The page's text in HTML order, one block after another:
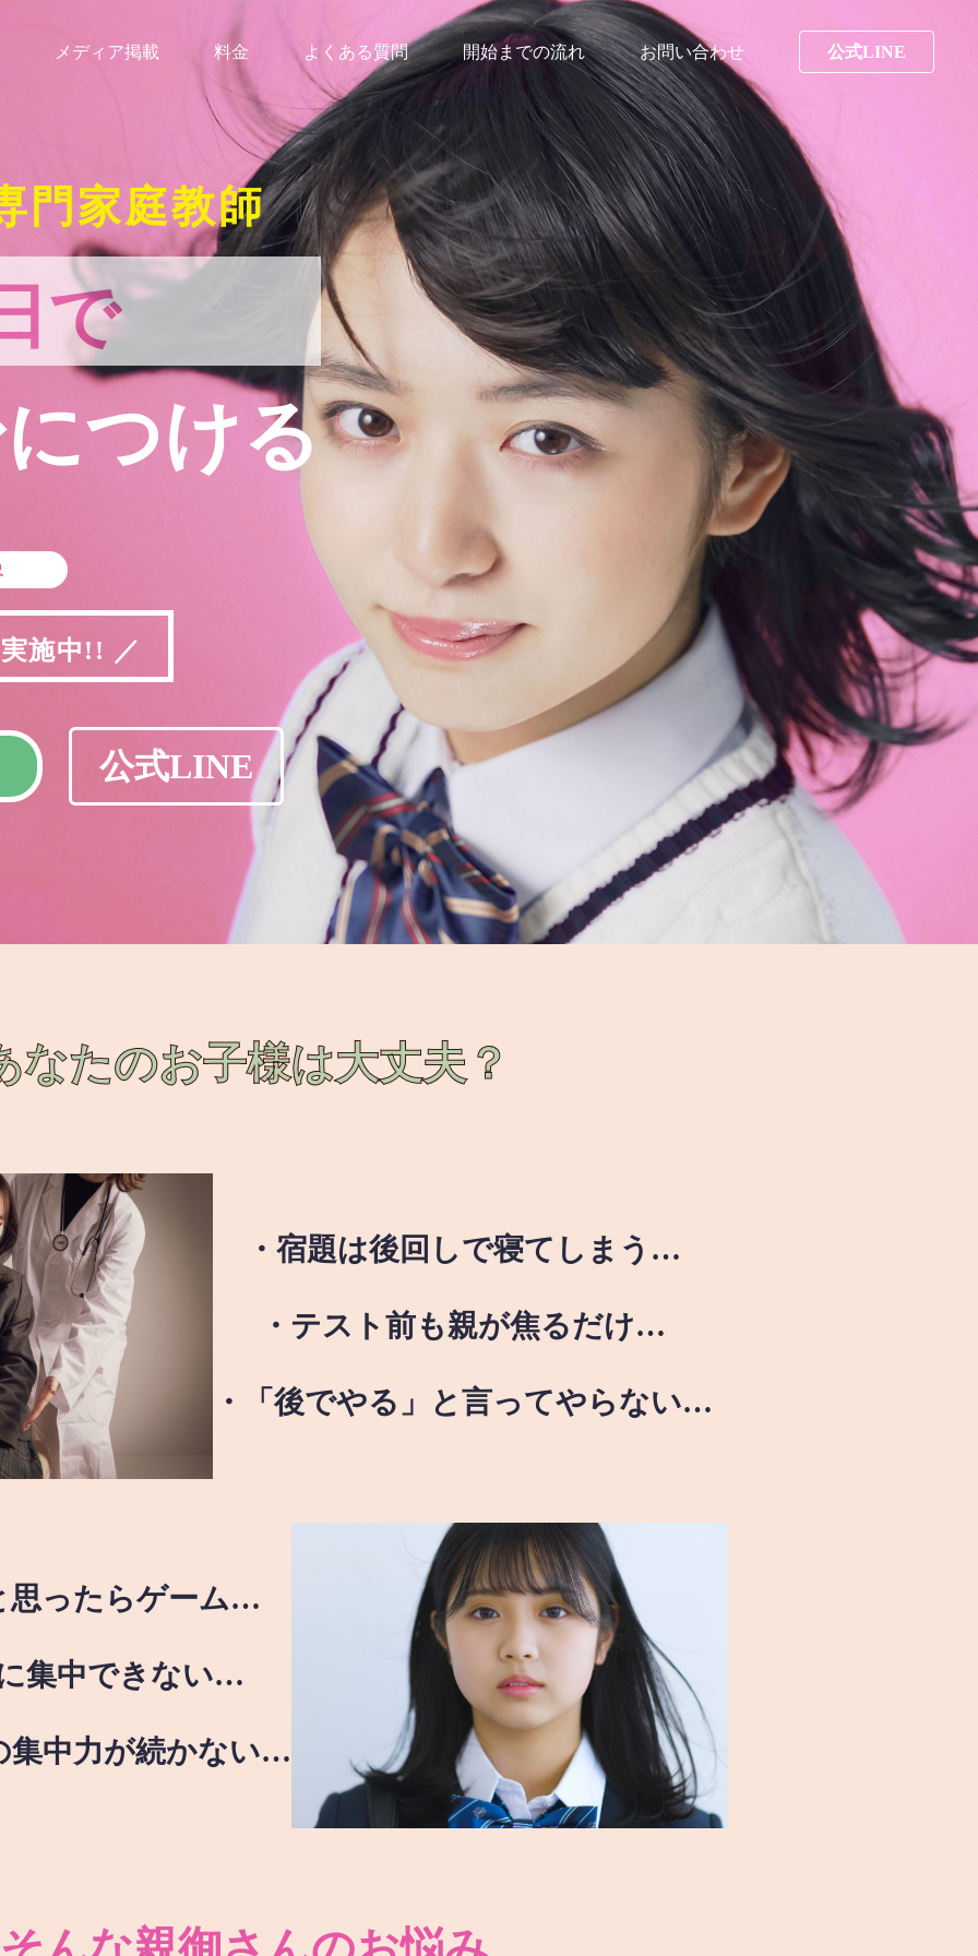
メディア掲載 料金 よくある質問 開始までの流れ お問い合わせ 公式LINE
門家庭教師
で
つける
施中!! ／
公式LINE
なたのお子様は大丈夫？
・宿題は後回しで寝てしまう…
・テスト前も親が焦るだけ…
・「後でやる」と言ってやらない…
思ったらゲーム…
集中できない…
集中力が続かない…